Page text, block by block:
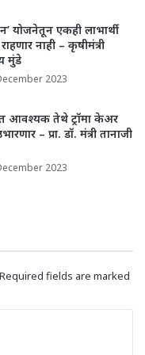
योजनेतून एकही लाभार्थी
नाही – कृषीमंत्री
मुंडे
2023
आवश्यक तेथे ट्रॉमा केअर
– प्रा. डॉ. मंत्री तानाजी
2023
Required fields are marked